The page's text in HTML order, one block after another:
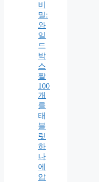
비
밀:
와
일
드
박
스
짤
100
개
를
태
블
릿
하
나
에
압